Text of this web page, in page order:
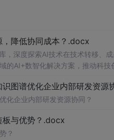
降低协同成本？.docx
，深度探索AI技术在技术转移、
的AI+数智化解决方案，推动科技
图谱优化企业内部研发资源
化企业内部研发资源协同？
板与优势？.docx
？